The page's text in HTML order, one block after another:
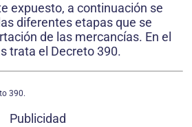
expuesto, a continuación se
diferentes etapas que se
de las mercancías. En el
trata el Decreto 390.
390.
Publicidad